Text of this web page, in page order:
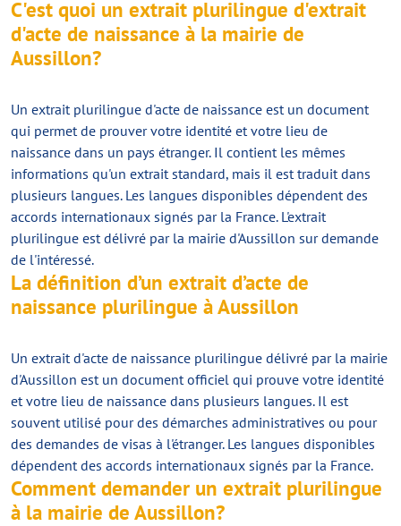
C'est quoi un extrait plurilingue d'extrait
d'acte de naissance à la mairie de
Aussillon?
Un extrait plurilingue d'acte de naissance est un document
qui permet de prouver votre identité et votre lieu de
naissance dans un pays étranger. Il contient les mêmes
informations qu'un extrait standard, mais il est traduit dans
plusieurs langues. Les langues disponibles dépendent des
accords internationaux signés par la France. L'extrait
plurilingue est délivré par la mairie d'Aussillon sur demande
de l'intéressé.
La définition d’un extrait d’acte de
naissance plurilingue à Aussillon
Un extrait d'acte de naissance plurilingue délivré par la mairie
d'Aussillon est un document officiel qui prouve votre identité
et votre lieu de naissance dans plusieurs langues. Il est
souvent utilisé pour des démarches administratives ou pour
des demandes de visas à l'étranger. Les langues disponibles
dépendent des accords internationaux signés par la France.
Comment demander un extrait plurilingue
à la mairie de Aussillon?